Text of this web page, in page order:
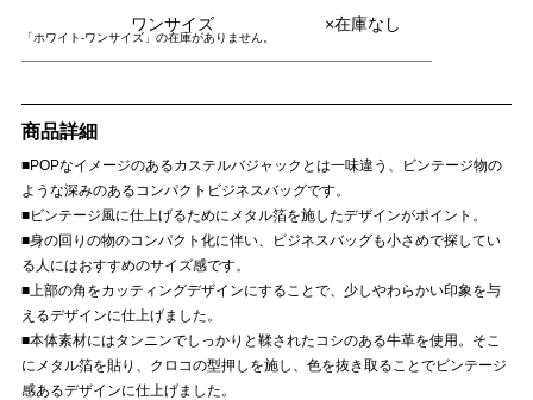
ワンサイズ ×在庫なし
「ホワイト-ワンサイズ」の在庫がありません。
商品詳細
■POPなイメージのあるカステルバジャックとは一味違う、ビンテージ物の
ような深みのあるコンパクトビジネスバッグです。
■ビンテージ風に仕上げるためにメタル箔を施したデザインがポイント。
■身の回りの物のコンパクト化に伴い、ビジネスバッグも小さめで探してい
る人にはおすすめのサイズ感です。
■上部の角をカッティングデザインにすることで、少しやわらかい印象を与
えるデザインに仕上げました。
■本体素材にはタンニンでしっかりと鞣されたコシのある牛革を使用。そこ
にメタル箔を貼り、クロコの型押しを施し、色を抜き取ることでビンテージ
感あるデザインに仕上げました。